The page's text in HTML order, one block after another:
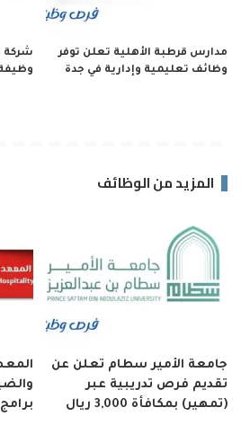
مدارس قرطبة الأهلية تعلن توفر
وظائف تعليمية وإدارية في جدة
شركة
المزيد من الوظائف
جامعة الأمير سطام تعلن عن
تقديم فرص تدريبية عبر
(تمهير) بمكافأة 3,000 ريال